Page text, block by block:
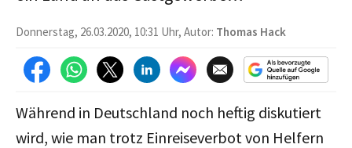
Donnerstag, 26.03.2020, 10:31 Uhr, Autor: Thomas Hack
Während in Deutschland noch heftig diskutiert
wird, wie man trotz Einreiseverbot von Helfern